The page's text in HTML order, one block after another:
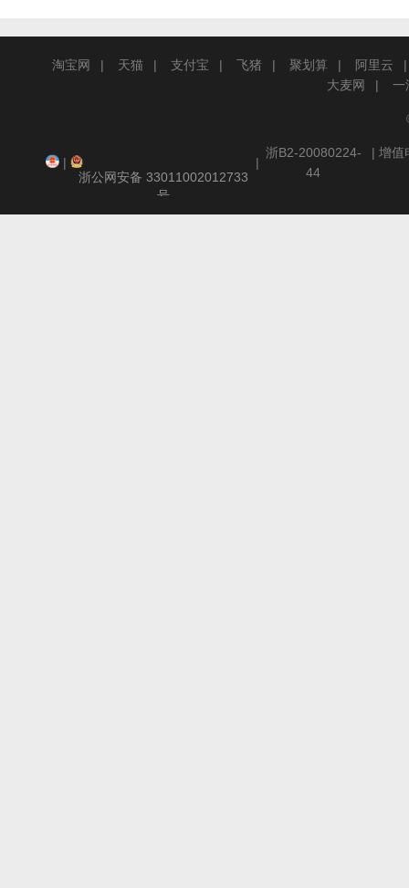
淘宝网 天猫 支付宝 飞猪 聚划算
阿里云
大麦网
一
|
浙公网安备 33011002012733
号
|
浙B2-20080224-
44
| 增值